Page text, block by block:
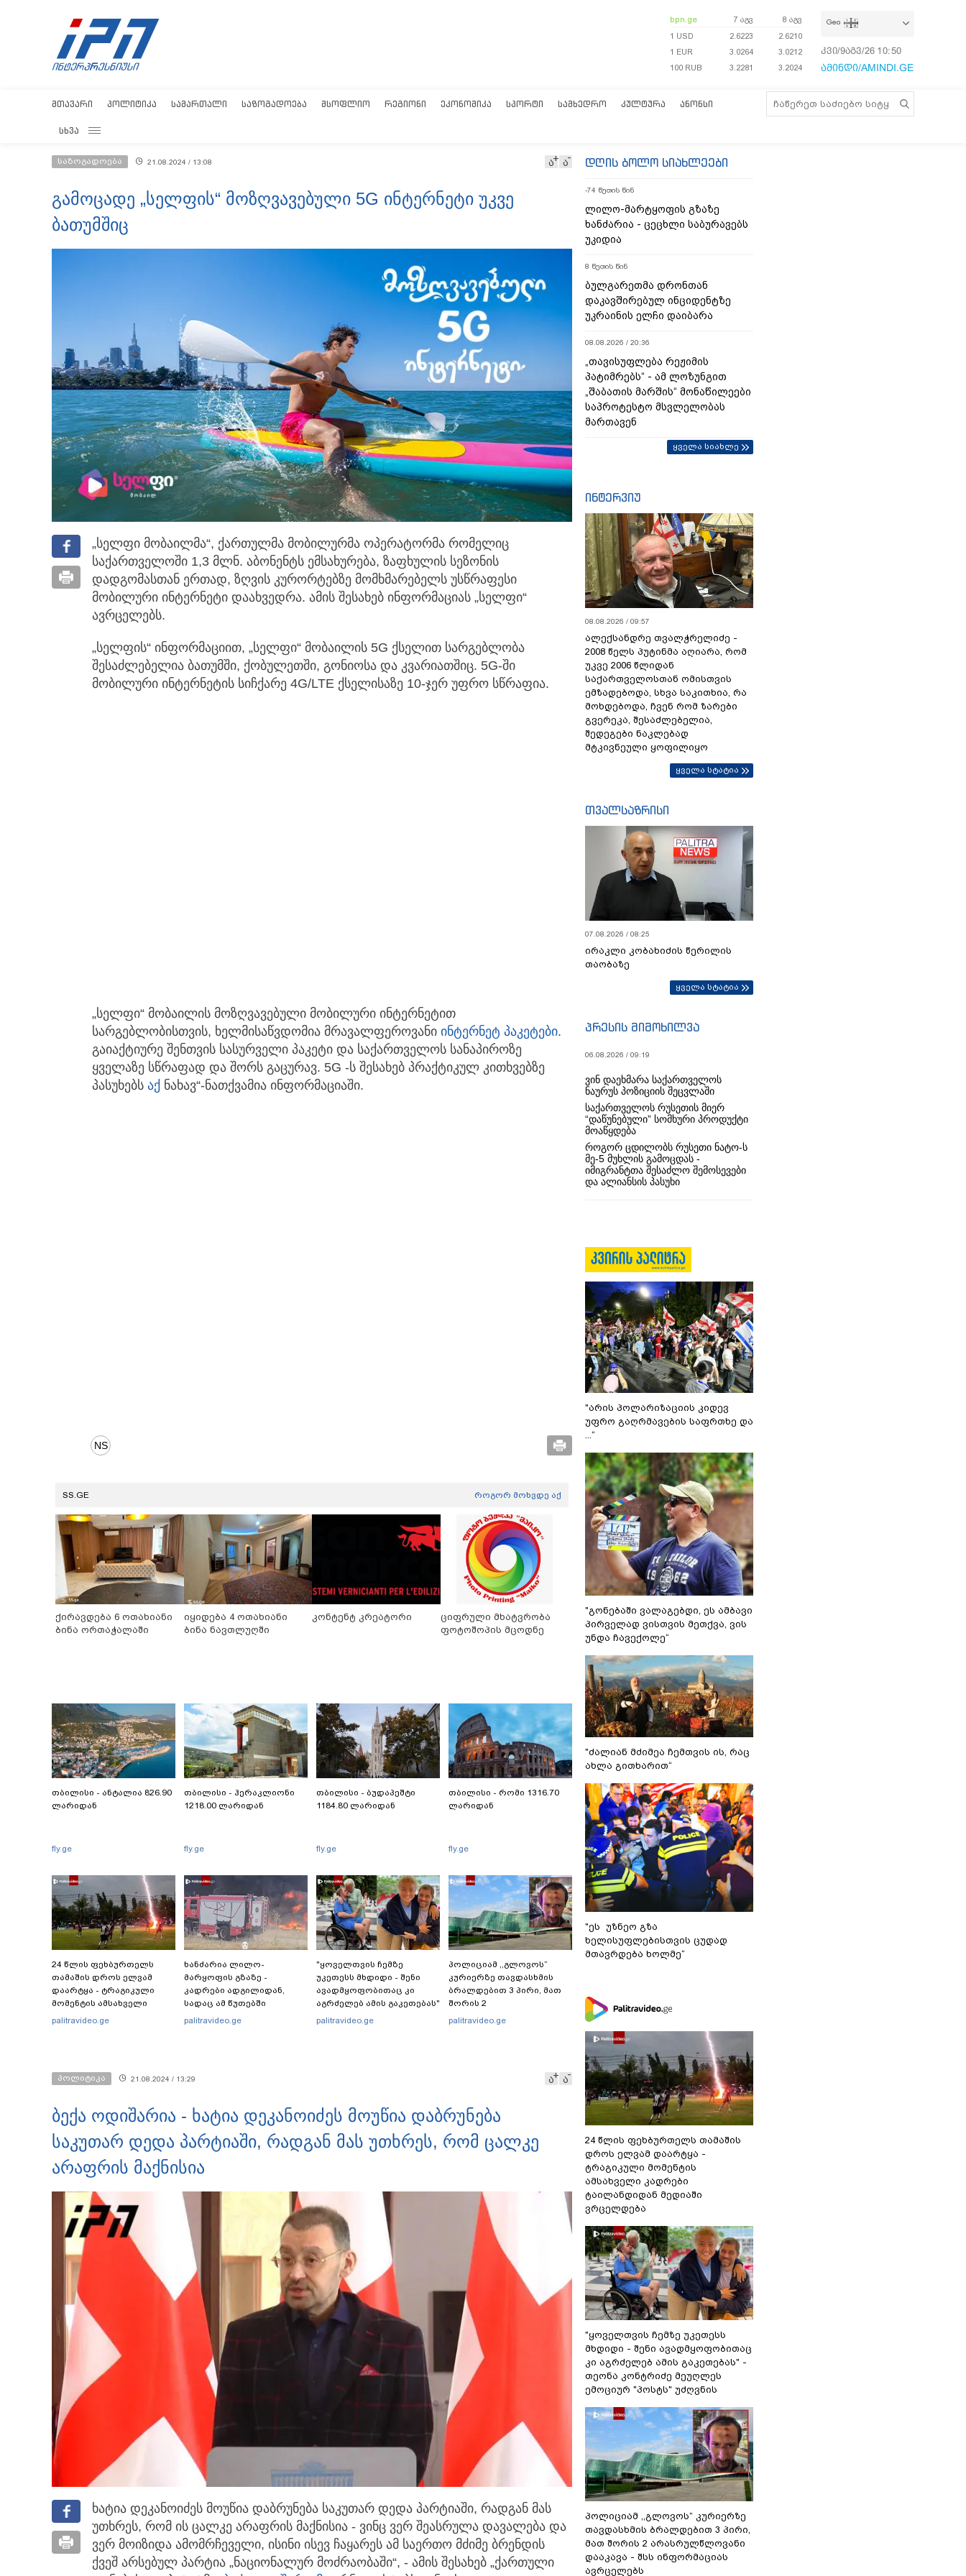
bpn.ge 7 აგვ
8 აგვ
1 USD
2.6223
2.6210
1 EUR
3.0264
3.0212
100 RUB
3.2281 3.2024
Geo
კვი/9აგვ/26 10:50:54
ამინდი/AMINDI.GE
ᲛᲗᲐᲕᲐᲠᲘ ᲞᲝᲚᲘᲢᲘᲙᲐ ᲡᲐᲛᲐᲠᲗᲐᲚᲘ ᲡᲐᲖᲝᲒᲐᲓᲝᲔᲑᲐ ᲛᲡᲝᲤᲚᲘᲝ ᲠᲔᲒᲘᲝᲜᲘ ᲔᲙᲝᲜᲝᲛᲘᲙᲐ ᲡᲞᲝᲠᲢᲘ ᲡᲐᲛᲮᲔᲓᲠᲝ ᲙᲣᲚᲢᲣᲠᲐ ᲐᲜᲝᲜᲡᲘ
ᲡᲮᲕᲐ
საზოგადოება 21.08.2024 / 13:08 ა ა
გამოცადე „სელფის“ მოზღვავებული 5G ინტერნეტი უკვე
ბათუმშიც
„სელფი მობაილმა“, ქართულმა მობილურმა ოპერატორმა რომელიც
საქართველოში 1,3 მლნ. აბონენტს ემსახურება, ზაფხულის სეზონის
დადგომასთან ერთად, ზღვის კურორტებზე მომხმარებელს უსწრაფესი
მობილური ინტერნეტი დაახვედრა. ამის შესახებ ინფორმაციას „სელფი“
ავრცელებს.
„სელფის“ ინფორმაციით, „სელფი“ მობაილის 5G ქსელით სარგებლობა
შესაძლებელია ბათუმში, ქობულეთში, გონიოსა და კვარიათშიც. 5G-ში
მობილური ინტერნეტის სიჩქარე 4G/LTE ქსელისაზე 10-ჯერ უფრო სწრაფია.
„სელფი“ მობაილის მოზღვავებული მობილური ინტერნეტით
სარგებლობისთვის, ხელმისაწვდომია მრავალფეროვანი ინტერნეტ პაკეტები.
გაიაქტიურე შენთვის სასურველი პაკეტი და საქართველოს სანაპიროზე
ყველაზე სწრაფად და შორს გაცურავ. 5G -ს შესახებ პრაქტიკულ კითხვებზე
პასუხებს აქ ნახავ“-ნათქვამია ინფორმაციაში.
SS.GE როგორ მოხვდე აქ
ქირავდება 6 ოთახიანი
ბინა ორთაჭალაში
იყიდება 4 ოთახიანი
ბინა ნავთლუღში
კონტენტ კრეატორი
ციფრული მხატვრობა
ფოტოშოპის მცოდნე
თბილისი - ანტალია 826.90
ლარიდან
fly.ge
თბილისი - ჰერაკლიონი
1218.00 ლარიდან
fly.ge
თბილისი - ბუდაპეშტი
1184.80 ლარიდან
fly.ge
თბილისი - რომი 1316.70
ლარიდან
fly.ge
24 წლის ფეხბურთელს
თამაშის დროს ელვამ
დაარტყა - ტრაგიკული
მომენტის ამსახველი
კადრები ტაილანდიდან
palitravideo.ge
ხანძარია ლილო-
მარყოფის გზაზე -
კადრები ადგილიდან,
სადაც ამ წუთებში
სალიკვიდაციო
palitravideo.ge
"ყოველთვის ჩემზე
უკეთესს მხდიდი - შენი
ავადმყოფობითაც კი
აგრძელებ ამის გაკეთებას"
- თეონა კონტრიძე
palitravideo.ge
პოლიციამ ,,გლოვოს”
კურიერზე თავდასხმის
ბრალდებით 3 პირი, მათ
შორის 2
არასრულწლოვანი
palitravideo.ge
პოლიტიკა 21.08.2024 / 13:29 ა ა
ბექა ოდიშარია - ხატია დეკანოიძეს მოუწია დაბრუნება
საკუთარ დედა პარტიაში, რადგან მას უთხრეს, რომ ცალკე
არაფრის მაქნისია
ხატია დეკანოიძეს მოუწია დაბრუნება საკუთარ დედა პარტიაში, რადგან მას
უთხრეს, რომ ის ცალკე არაფრის მაქნისია - ვინც ვერ შეასრულა დავალება და
ვერ მოიზიდა ამომრჩეველი, ისინი ისევ ჩაყარეს ამ საერთო მძიმე ბრენდის
ქვეშ არსებულ პარტია „ნაციონალურ მოძრაობაში“, - ამის შესახებ „ქართული
დღის ბოლო სიახლეები
-74 წუთის წინ
ლილო-მარტყოფის გზაზე
ხანძარია - ცეცხლი საბურავებს
უკიდია
8 წუთის წინ
ბულგარეთმა დრონთან
დაკავშირებულ ინციდენტზე
უკრაინის ელჩი დაიბარა
08.08.2026 / 20:36
„თავისუფლება რეჟიმის
პატიმრებს“ - ამ ლოზუნგით
„შაბათის მარშის“ მონაწილეები
საპროტესტო მსვლელობას
მართავენ
ყველა სიახლე
ინტერვიუ
08.08.2026 / 09:57
ალექსანდრე თვალჭრელიძე -
2008 წელს პუტინმა აღიარა, რომ
უკვე 2006 წლიდან
საქართველოსთან ომისთვის
ემზადებოდა, სხვა საკითხია, რა
მოხდებოდა, ჩვენ რომ ზარები
გვერეკა, შესაძლებელია,
შედეგები ნაკლებად
მტკივნეული ყოფილიყო
ყველა სტატია
თვალსაზრისი
07.08.2026 / 08:25
ირაკლი კობახიძის წერილის
თაობაზე
ყველა სტატია
პრესის მიმოხილვა
06.08.2026 / 09:19
ვინ დაეხმარა საქართველოს
ნაურუს პოზიციის შეცვლაში
საქართველოს რუსეთის მიერ
“დაწუნებული” სომხური პროდუქტი
მოაწყდება
როგორ ცდილობს რუსეთი ნატო-ს
მე-5 მუხლის გამოცდას -
იმიგრანტთა შესაძლო შემოსევები
და ალიანსის პასუხი
"არის პოლარიზაციის კიდევ
უფრო გაღრმავების საფრთხე და
...“
"გონებაში ვალაგებდი, ეს ამბავი
პირველად ვისთვის მეთქვა, ვის
უნდა ჩავექოლე“
"ძალიან მძიმეა ჩემთვის ის, რაც
ახლა გითხარით“
"ეს უზნეო გზა
ხელისუფლებისთვის ცუდად
მთავრდება ხოლმე“
24 წლის ფეხბურთელს თამაშის
დროს ელვამ დაარტყა -
ტრაგიკული მომენტის
ამსახველი კადრები
ტაილანდიდან მედიაში
ვრცელდება
"ყოველთვის ჩემზე უკეთესს
მხდიდი - შენი ავადმყოფობითაც
კი აგრძელებ ამის გაკეთებას" -
თეონა კონტრიძე მეუღლეს
ემოციურ "პოსტს" უძღვნის
პოლიციამ ,,გლოვოს” კურიერზე
თავდასხმის ბრალდებით 3 პირი,
მათ შორის 2 არასრულწლოვანი
დააკავა - შსს ინფორმაციას
ავრცელებს